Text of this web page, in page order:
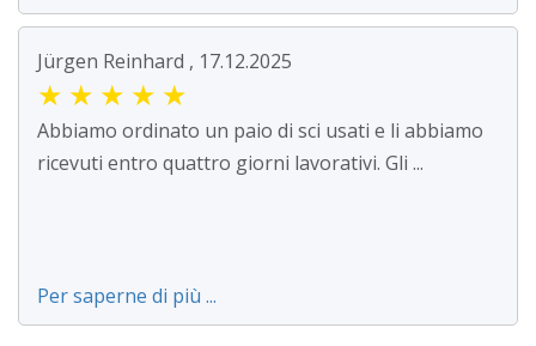
Jürgen Reinhard , 17.12.2025
★ ★ ★ ★ ★
Abbiamo ordinato un paio di sci usati e li abbiamo
ricevuti entro quattro giorni lavorativi. Gli ...
Per saperne di più ...